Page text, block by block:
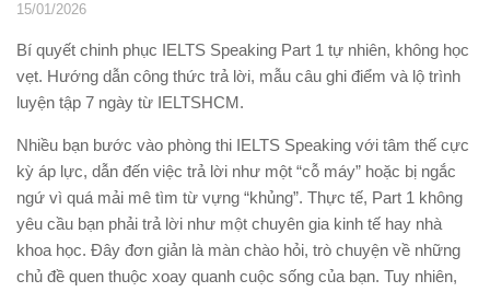
15/01/2026
Bí quyết chinh phục IELTS Speaking Part 1 tự nhiên, không học
vẹt. Hướng dẫn công thức trả lời, mẫu câu ghi điểm và lộ trình
luyện tập 7 ngày từ IELTSHCM.
Nhiều bạn bước vào phòng thi IELTS Speaking với tâm thế cực
kỳ áp lực, dẫn đến việc trả lời như một “cỗ máy” hoặc bị ngắc
ngứ vì quá mải mê tìm từ vựng “khủng”. Thực tế, Part 1 không
yêu cầu bạn phải trả lời như một chuyên gia kinh tế hay nhà
khoa học. Đây đơn giản là màn chào hỏi, trò chuyện về những
chủ đề quen thuộc xoay quanh cuộc sống của bạn. Tuy nhiên,